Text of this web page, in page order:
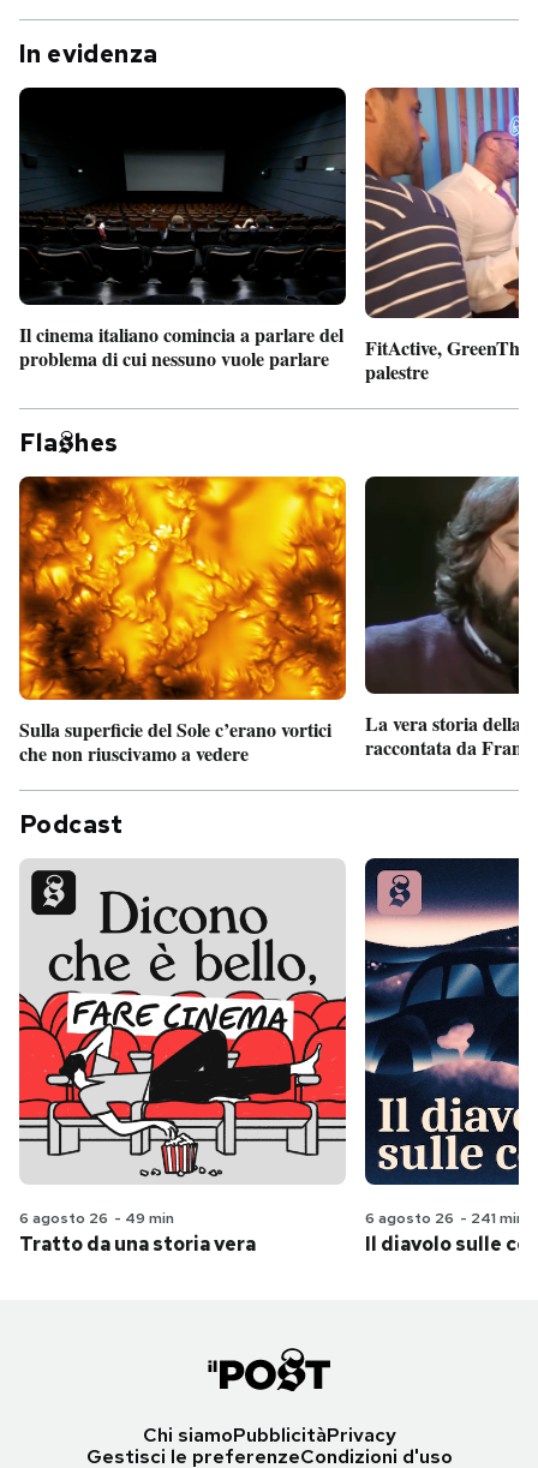
In evidenza
Il cinema italiano comincia a parlare del
problema di cui nessuno vuole parlare
FitActive,
palestre
Fla hes
Sulla superficie del Sole c’erano vortici
che non riuscivamo a vedere
La vera storia della
raccontata da
Podcast
6 agosto 26 - 49 min
Tratto da una storia vera
6 agosto 26 - 241 min
Il diavolo sulle
Chi siamoPubblicitàPrivacy
Gestisci le preferenzeCondizioni d'uso